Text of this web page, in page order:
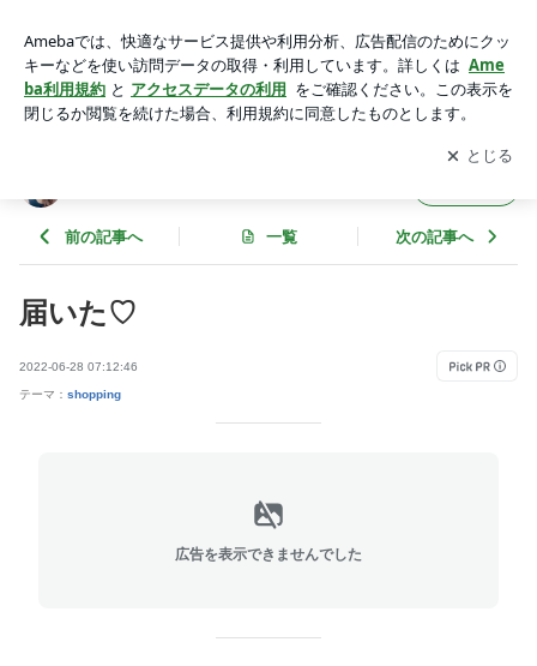
アプリをダウンロードして ブログの更新通知
を受け取りまし
ょう。
開く
前の記事へ 一覧 次の記事へ
届いた♡
2022-06-28 07:12:46
テーマ： shopping
広告を表示できませんでした